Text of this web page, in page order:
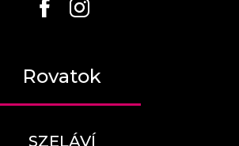
Rovatok
SZELÁVÍ